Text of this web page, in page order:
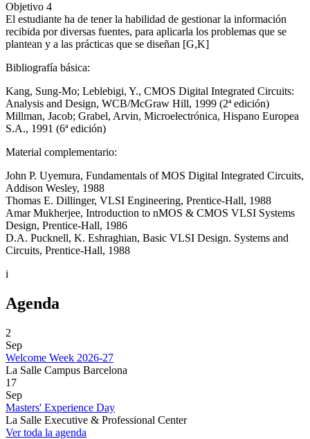
Objetivo 4
El estudiante ha de tener la habilidad de gestionar la información
recibida por diversas fuentes, para aplicarla los problemas que se
plantean y a las prácticas que se diseñan [G,K]
Bibliografía básica:
Kang, Sung-Mo; Leblebigi, Y., CMOS Digital Integrated Circuits:
Analysis and Design, WCB/McGraw Hill, 1999 (2ª edición)
Millman, Jacob; Grabel, Arvin, Microelectrónica, Hispano Europea
S.A., 1991 (6ª edición)
Material complementario:
John P. Uyemura, Fundamentals of MOS Digital Integrated Circuits,
Addison Wesley, 1988
Thomas E. Dillinger, VLSI Engineering, Prentice-Hall, 1988
Amar Mukherjee, Introduction to nMOS & CMOS VLSI Systems
Design, Prentice-Hall, 1986
D.A. Pucknell, K. Eshraghian, Basic VLSI Design. Systems and
Circuits, Prentice-Hall, 1988
i
Agenda
2
Sep
Welcome Week 2026-27
La Salle Campus Barcelona
17
Sep
Masters' Experience Day
La Salle Executive & Professional Center
Ver toda la agenda